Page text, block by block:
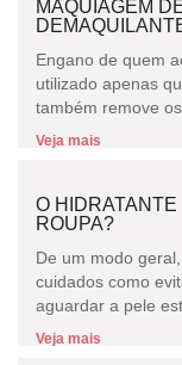
MAQUIAGEM
Engano de quem
utilizado apenas
também remove
Veja mais
O
ROUPA?
De um modo
cuidados como
aguardar a pele
Veja mais